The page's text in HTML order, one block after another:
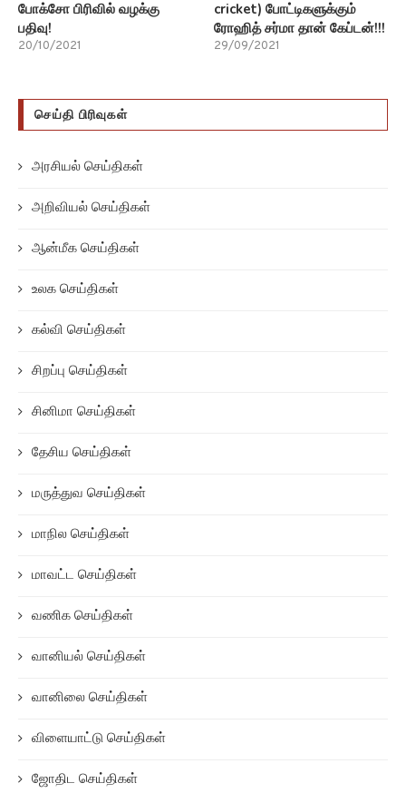
போக்சோ பிரிவில் வழக்கு
பதிவு!
20/10/2021
cricket) போட்டிகளுக்கும்
ரோஹித் சர்மா தான் கேப்டன்!!!
29/09/2021
செய்தி பிரிவுகள்
அரசியல் செய்திகள்
அறிவியல் செய்திகள்
ஆன்மீக செய்திகள்
உலக செய்திகள்
கல்வி செய்திகள்
சிறப்பு செய்திகள்
சினிமா செய்திகள்
தேசிய செய்திகள்
மருத்துவ செய்திகள்
மாநில செய்திகள்
மாவட்ட செய்திகள்
வணிக செய்திகள்
வானியல் செய்திகள்
வானிலை செய்திகள்
விளையாட்டு செய்திகள்
ஜோதிட செய்திகள்